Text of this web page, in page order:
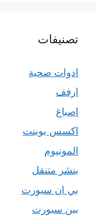
تصنيفات
ادوات صحية
ارفف
اصباغ
اكسس بوينت
المونيوم
بنشر متنقل
بي ان سبورت
بين سبورت